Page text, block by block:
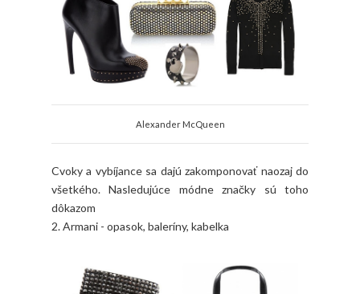
Alexander McQueen
Cvoky a vybíjance sa dajú zakomponovať naozaj do
všetkého. Nasledujúce módne značky sú toho
dôkazom
2. Armani - opasok, baleríny, kabelka